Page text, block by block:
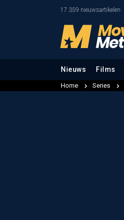
17.359 nieuwsartikelen
Nieuws Films
Home Series